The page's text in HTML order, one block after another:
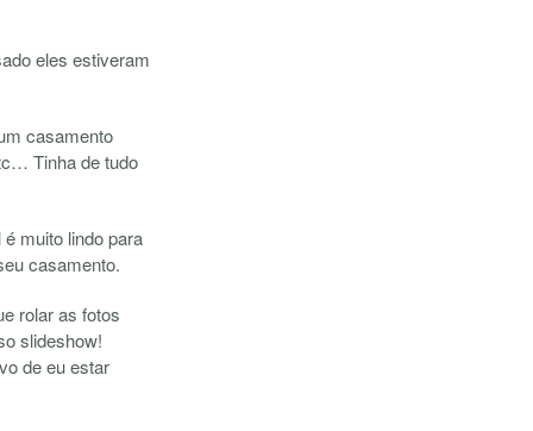
eles estiveram
casamento
Tinha de tudo
muito lindo para
casamento.
rolar as fotos
slideshow!
de eu estar